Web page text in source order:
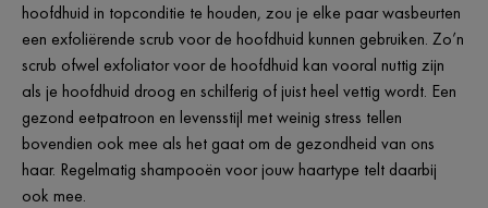
hoofdhuid in topconditie te houden, zou je elke paar wasbeurten
een exfoliërende scrub voor de hoofdhuid kunnen gebruiken. Zo’n
scrub ofwel exfoliator voor de hoofdhuid kan vooral nuttig zijn
als je hoofdhuid droog en schilferig of juist heel vettig wordt. Een
gezond eetpatroon en levensstijl met weinig stress tellen
bovendien ook mee als het gaat om de gezondheid van ons
haar. Regelmatig shampooën voor jouw haartype telt daarbij
ook mee.